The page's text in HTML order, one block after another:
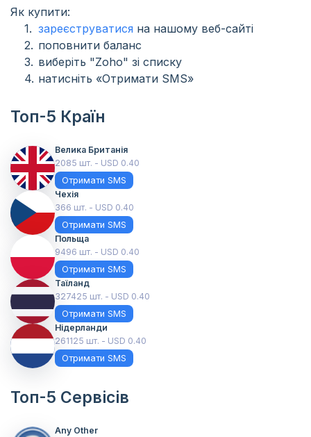
Як купити:
зареєструватися на нашому веб-сайті
поповнити баланс
виберіть "Zoho" зі списку
натисніть «Отримати SMS»
Топ-5 Країн
Велика Британія
2085 шт. - USD 0.40
Отримати SMS
Чехія
366 шт. - USD 0.40
Отримати SMS
Польща
9496 шт. - USD 0.40
Отримати SMS
Таїланд
327425 шт. - USD 0.40
Отримати SMS
Нідерланди
261125 шт. - USD 0.40
Отримати SMS
Топ-5 Сервісів
Any Other